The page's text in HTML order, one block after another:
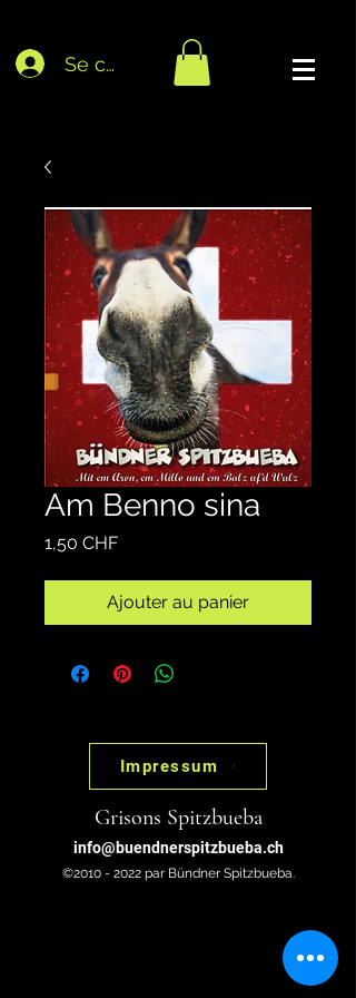
Se connecter
Am Benno sina
1,50 CHFPrix
Ajouter au panier
Impressum
Grisons Spitzbueba
info@buendnerspitzbueba.ch
©2010 - 2022 par Bündner Spitzbueba.